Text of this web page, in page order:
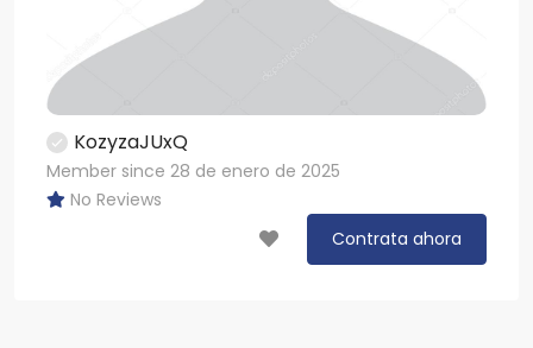
KozyzaJUxQ
Member since 28 de enero de 2025
No Reviews
Contrata ahora